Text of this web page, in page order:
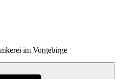
im Vorgebirge